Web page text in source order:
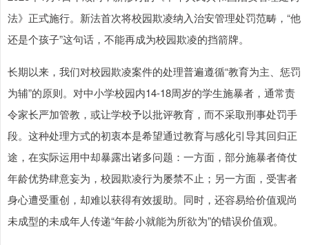
法》正式施行。新法首次将校园欺凌纳入治安管理处罚范畴，“他
还是个孩子”这句话，不能再成为校园欺凌的挡箭牌。
长期以来，我们对校园欺凌案件的处理普遍遵循“教育为主、惩罚
为辅”的原则。对中小学校园内14-18周岁的学生施暴者，通常责
令家长严加管教，或让学校予以批评教育，而不采取刑事处罚手
段。这种处理方式的初衷本是希望通过教育与感化引导其回归正
途，在实际运用中却暴露出诸多问题：一方面，部分施暴者倚仗
年龄优势肆意妄为，校园欺凌行为屡禁不止；另一方面，受害者
身心遭受重创，却难以获得有效援助。同时，还容易给价值观尚
未成型的未成年人传递“年龄小就能为所欲为”的错误价值观。